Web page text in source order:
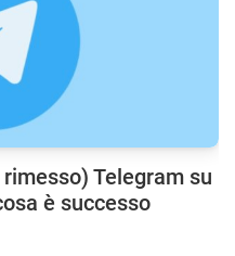
Telegram su
è successo